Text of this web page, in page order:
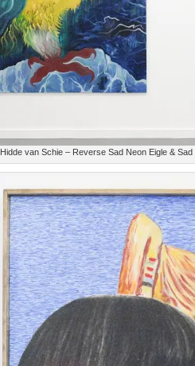
Hidde van Schie – Reverse Sad Neon Eigle &